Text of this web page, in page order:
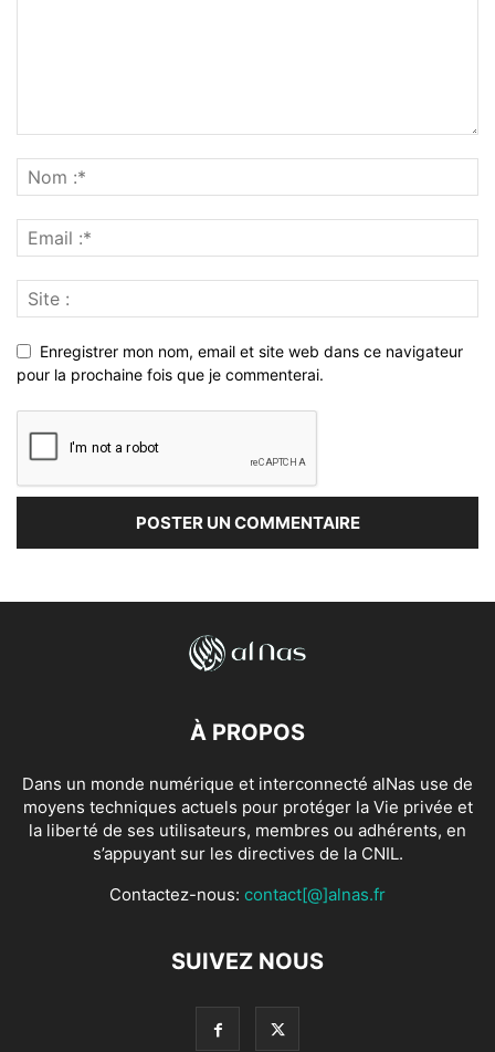
Enregistrer mon nom, email et site web dans ce navigateur
pour la prochaine fois que je commenterai.
À PROPOS
Dans un monde numérique et interconnecté alNas use de
moyens techniques actuels pour protéger la Vie privée et
la liberté de ses utilisateurs, membres ou adhérents, en
s’appuyant sur les directives de la CNIL.
Contactez-nous: contact[@]alnas.fr
SUIVEZ NOUS